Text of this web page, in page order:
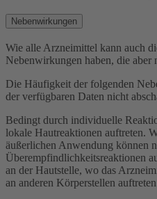
Nebenwirkungen
Wie alle Arzneimittel kann auch
Nebenwirkungen haben, die aber
Die Häufigkeit der folgenden
der verfügbaren Daten nicht
Bedingt durch individuelle
lokale Hautreaktionen auftreten.
äußerlichen Anwendung können
Überempfindlichkeitsreaktionen
an der Hautstelle, wo das
an anderen Körperstellen